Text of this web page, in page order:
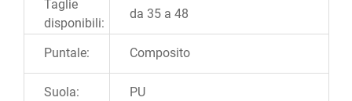
Taglie
disponibili:
da 35 a 48
Puntale: Composito
Suola: PU